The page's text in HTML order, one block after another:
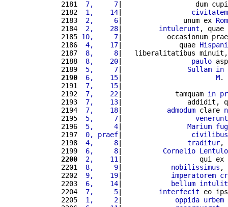
2181
7,     7|                  dum
2182
1,    14| civitatem
2183
2,     6|               unum ex
2184
2,    28| intulerunt , quae
2185 10,     7|           occasionum
2186
4,    17|              quae
2187
8,     8|   liberalitatibus
2188
8,    20| paulo
2189
5,     7| Sullam in
2190
6,    15| M.
2191
7,    15|
2192
7,    22|             tamquam in
2193
7,    13|                addidit,
2194
7,    18| admodum clare
2195
5,     7| venerunt
2196
5,     4| Marium
2197
0, praef| civilibus
2198
4,     8| traditur,
2199
6,     8| Cornelio Lentulo
2200
2,    11 |                   qui ex
2201
8,     9| nobilissimus ,
2202
9,    19| imperatorem
2203
6,    14| bellum intulit
2204
7,     5| interfecit eo
2205
1,     2| oppida urbem